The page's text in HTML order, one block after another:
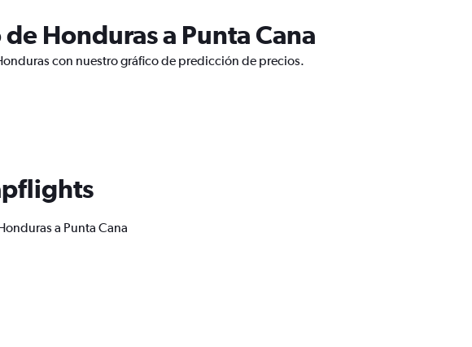
Honduras a Punta Cana
con nuestro gráfico de predicción de precios.
a Punta Cana